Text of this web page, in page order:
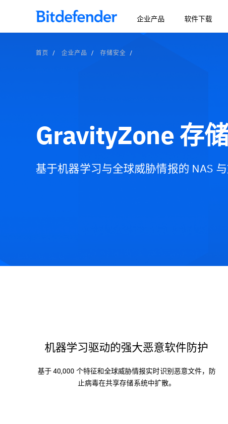
企业产品 软件下载
首页 企业产品 存储安全
GravityZone 存
基于机器学习与全球威胁情报的 NAS
机器学习驱动的强大恶意软件防护
基于 40,000 个特征和全球威胁情报实时识别恶意文件，防
止病毒在共享存储系统中扩散。